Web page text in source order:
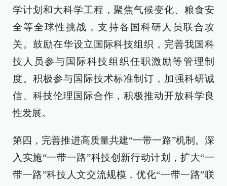
学计划和大科学工程，聚焦气候变化、粮食安
全等全球性挑战，支持各国科研人员联合攻
关。鼓励在华设立国际科技组织，完善我国科
技人员参与国际科技组织任职激励等管理制
度。积极参与国际技术标准制订，加强科研诚
信、科技伦理国际合作，积极推动开放科学良
性发展。
第四，完善推进高质量共建“一带一路”机制。深
入实施“一带一路”科技创新行动计划，扩大“一
带一路”科技人文交流规模，优化“一带一路”联